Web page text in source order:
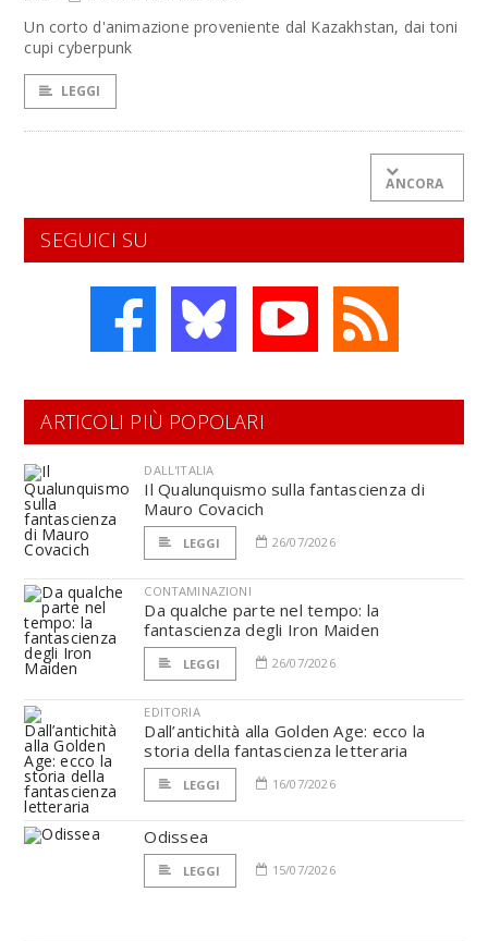
Un corto d'animazione proveniente dal Kazakhstan, dai toni
cupi cyberpunk
LEGGI
ANCORA
SEGUICI SU
ARTICOLI PIÙ POPOLARI
DALL'ITALIA
Il Qualunquismo sulla fantascienza di
Mauro Covacich
LEGGI 26/07/2026
CONTAMINAZIONI
Da qualche parte nel tempo: la
fantascienza degli Iron Maiden
LEGGI 26/07/2026
EDITORIA
Dall’antichità alla Golden Age: ecco la
storia della fantascienza letteraria
LEGGI 16/07/2026
Odissea
LEGGI 15/07/2026